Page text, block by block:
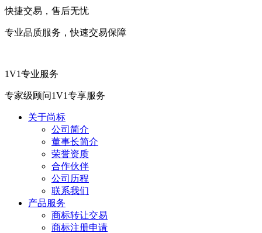
快捷交易，售后无忧
专业品质服务，快速交易保障
1V1专业服务
专家级顾问1V1专享服务
关于尚标
公司简介
董事长简介
荣誉资质
合作伙伴
公司历程
联系我们
产品服务
商标转让交易
商标注册申请